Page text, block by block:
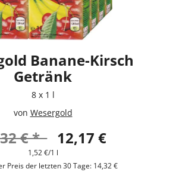
Banane-Kirsch
Getränk
8 x 1 l
von Wesergold
€ * 12,17 €
1,52 €/1 l
Preis der letzten 30 Tage: 14,32 €